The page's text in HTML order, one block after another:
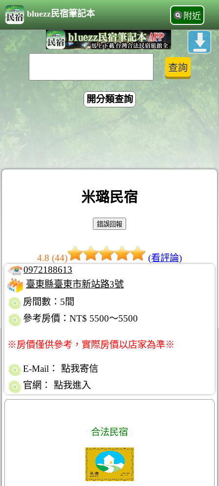
bluezz民宿筆記本 附近
開分類查詢
米璐民宿
4.8 (44)
(看評論)
0972188613
臺東縣臺東市新站路3號
房間數：5間
參考房價：NT$ 5500～5500
※房價僅供參考，實際房價以店家為準※
E-Mail：
點我寄信
官網：
點我進入
合法民宿